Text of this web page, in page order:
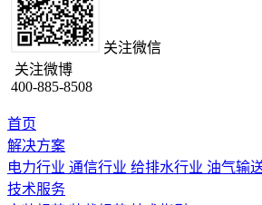
关注微信
关注微博
400-885-8508
首页
解决方案
电力行业 通信行业 给排水行业 油气输
技术服务